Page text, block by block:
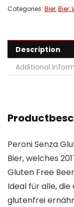
Categories: Bier,Bier,
Description
Additional
Peroni Senza
Bier, welches
Gluten Free
Ideal für alle,
glutenfrei